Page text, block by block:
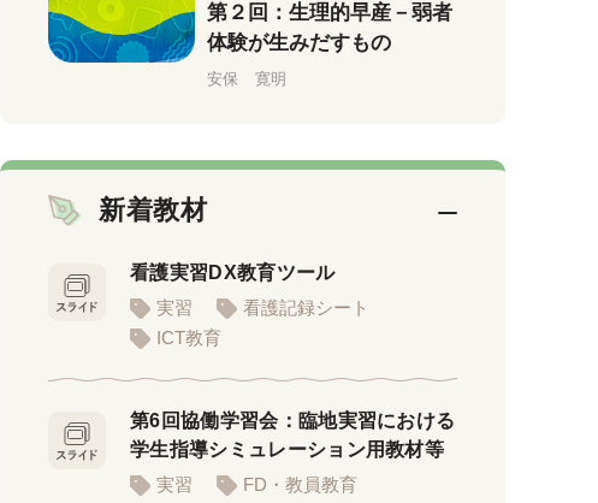
第２回：生理的早産－弱者
体験が生みだすもの
安保 寛明
新着教材
看護実習DX教育ツール
実習
看護記録シート
ICT教育
第6回協働学習会：臨地実習における
学生指導シミュレーション用教材等
実習
FD・教員教育